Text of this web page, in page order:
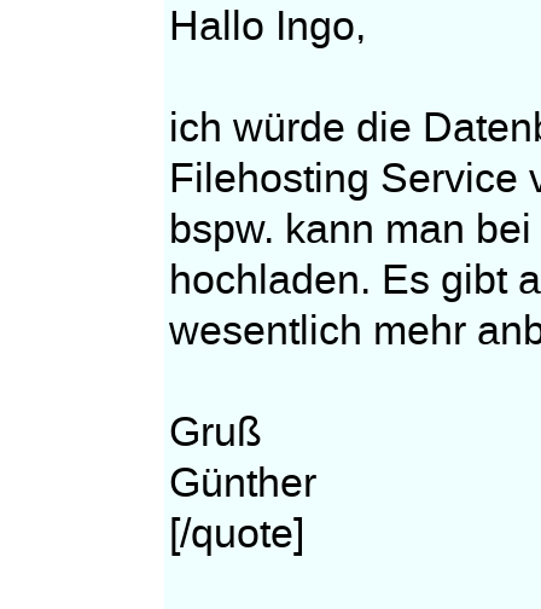
Hallo Ingo,
ich würde die
Filehosting Service
bspw. kann man
hochladen. Es gibt
wesentlich mehr
Gruß
Günther
[/quote]